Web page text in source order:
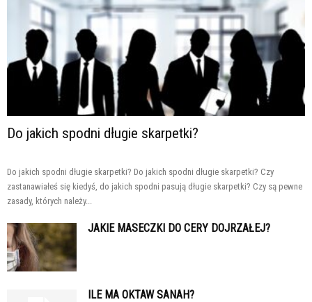
Do jakich spodni długie skarpetki?
Do jakich spodni długie skarpetki? Do jakich spodni długie skarpetki? Czy
zastanawiałeś się kiedyś, do jakich spodni pasują długie skarpetki? Czy są pewne
zasady, których należy...
JAKIE MASECZKI DO CERY DOJRZAŁEJ?
ILE MA OKTAW SANAH?